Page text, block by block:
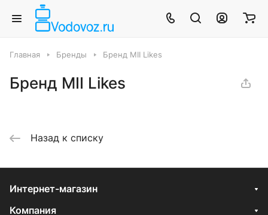
Главная Бренды Бренд MII Likes
Бренд MII Likes
Назад к списку
Интернет-магазин
Компания